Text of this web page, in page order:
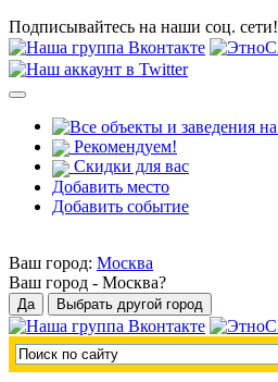
Подписывайтесь на наши соц. сети!
Рекомендуем!
Скидки для вас
Добавить место
Добавить событие
Ваш город: Москва
Ваш город - Москва?